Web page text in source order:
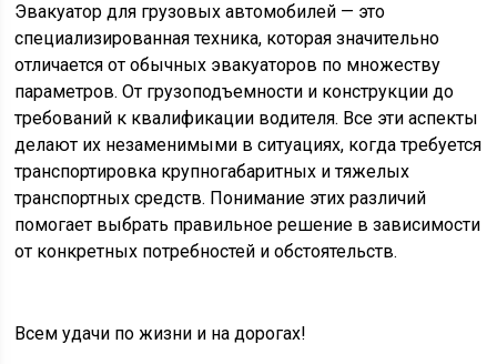
Эвакуатор для грузовых автомобилей — это
специализированная техника, которая значительно
отличается от обычных эвакуаторов по множеству
параметров. От грузоподъемности и конструкции до
требований к квалификации водителя. Все эти аспекты
делают их незаменимыми в ситуациях, когда требуется
транспортировка крупногабаритных и тяжелых
транспортных средств. Понимание этих различий
помогает выбрать правильное решение в зависимости
от конкретных потребностей и обстоятельств.
Всем удачи по жизни и на дорогах!